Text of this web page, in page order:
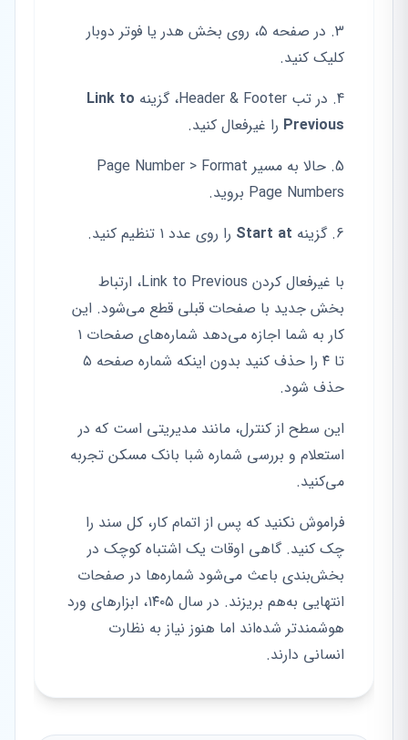
در صفحه ۵، روی بخش هدر یا فوتر دوبار
کلیک کنید.
در تب Header & Footer، گزینه
Link to
Previous را غیرفعال کنید.
حالا به مسیر Page Number > Format
Page Numbers بروید.
گزینه Start at را روی عدد ۱ تنظیم کنید.
با غیرفعال کردن Link to Previous، ارتباط
بخش جدید با صفحات قبلی قطع می‌شود. این
کار به شما اجازه می‌دهد شماره‌های صفحات ۱
تا ۴ را حذف کنید بدون اینکه شماره صفحه ۵
حذف شود.
این سطح از کنترل، مانند مدیریتی است که در
استعلام و بررسی شماره شبا بانک مسکن تجربه
می‌کنید.
فراموش نکنید که پس از اتمام کار، کل سند را
چک کنید. گاهی اوقات یک اشتباه کوچک در
بخش‌بندی باعث می‌شود شماره‌ها در صفحات
انتهایی به‌هم بریزند. در سال ۱۴۰۵، ابزارهای ورد
هوشمندتر شده‌اند اما هنوز نیاز به نظارت
انسانی دارند.